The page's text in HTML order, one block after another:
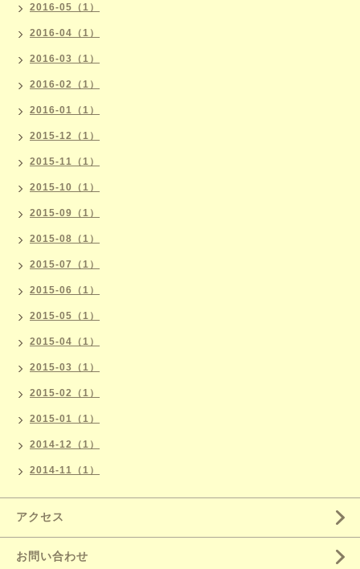
2016-05（1）
2016-04（1）
2016-03（1）
2016-02（1）
2016-01（1）
2015-12（1）
2015-11（1）
2015-10（1）
2015-09（1）
2015-08（1）
2015-07（1）
2015-06（1）
2015-05（1）
2015-04（1）
2015-03（1）
2015-02（1）
2015-01（1）
2014-12（1）
2014-11（1）
アクセス
お問い合わせ